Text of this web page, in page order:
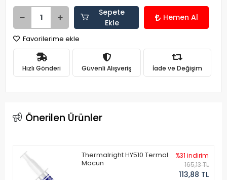
Sepete
Ekle
Hemen Al
Favorilerime ekle
Hızlı Gönderi Güvenli Alışveriş İade ve Değişim
Önerilen Ürünler
Thermalright HY510 Termal
Macun
%31 indirim
165,13 TL
113,88 TL